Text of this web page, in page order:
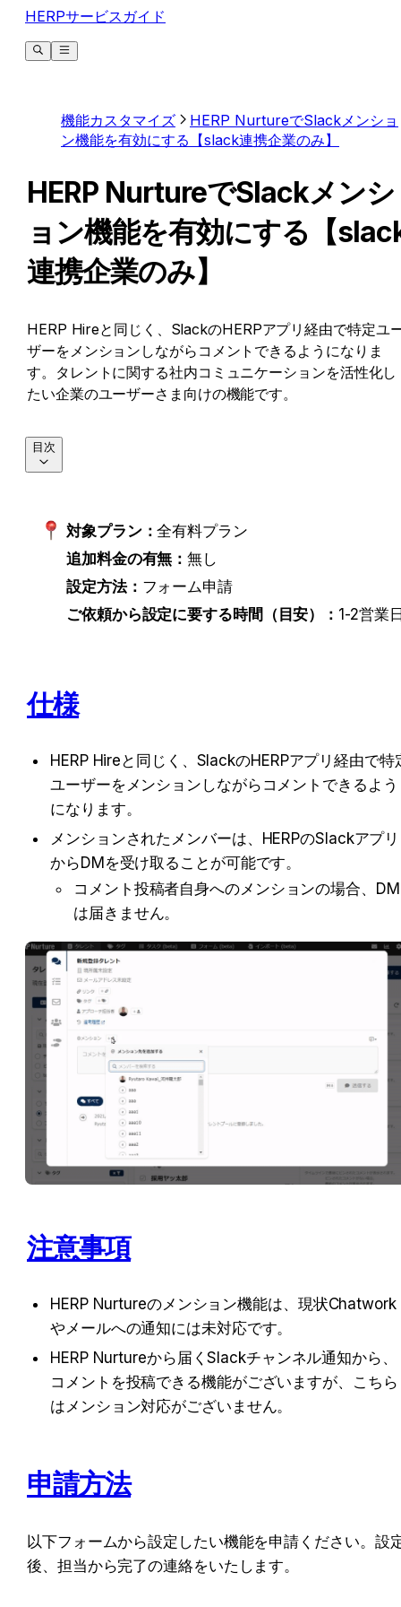
HERPサービスガイド
機能カスタマイズ
HERP NurtureでSlackメンショ
ン機能を有効にする【slack連携企業のみ】
HERP NurtureでSlackメンシ
ョン機能を有効にする【
連携企業のみ】
HERP Hireと同じく、SlackのHERPアプリ経由で特定ユ
ザーをメンションしながらコメントできるようになりま
す。タレントに関する社内コミュニケーションを活性化し
たい企業のユーザーさま向けの機能です。
対象プラン：全有料プラン
追加料金の有無：無し
設定方法： フォーム申請
ご依頼から設定に要する時間（目安）： 1-2営業
仕様
HERP Hireと同じく、SlackのHERPアプリ経由で特
ユーザーをメンションしながらコメントできるよう
になります。
メンションされたメンバーは、HERPのSlackアプリ
からDMを受け取ることが可能です。
コメント投稿者自身へのメンションの場合、DM
は届きません。
注意事項
HERP Nurtureのメンション機能は、現状Chatwork
やメールへの通知には未対応です。
HERP Nurtureから届くSlackチャンネル通知から、
コメントを投稿できる機能がございますが、こちら
はメンション対応がございません。
申請方法
以下フォームから設定したい機能を申請ください。設
後、担当から完了の連絡をいたします。
目次